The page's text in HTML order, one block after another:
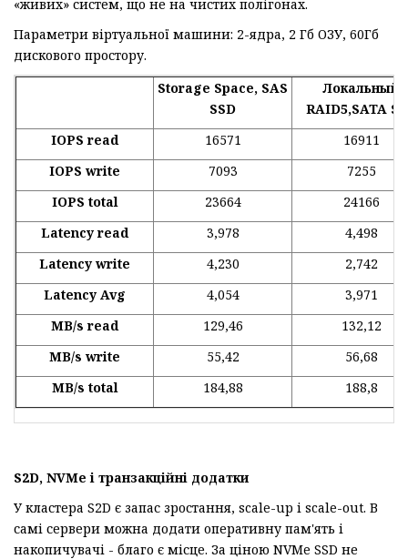
«живих» систем, що не на чистих полігонах.
Параметри віртуальної машини: 2-ядра, 2 Гб ОЗУ, 60Гб
дискового простору.
Storage Space, SAS
SSD
Локальный
RAID5,SATA
IOPS read
16571
16911
IOPS write
7093
7255
IOPS total
23664
24166
Latency read
3,978
4,498
Latency write 4,230
2,742
Latency Avg
4,054
3,971
MB/s read
129,46
132,12
MB/s write
55,42
56,68
MB/s total
184,88 188,8
S2D, NVMe і транзакційні додатки
У кластера S2D є запас зростання, scale-up і scale-out. В
самі сервери можна додати оперативну пам'ять і
накопичувачі - благо є місце. За ціною NVMe SSD не